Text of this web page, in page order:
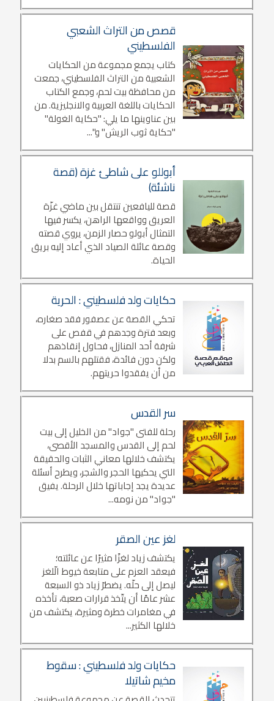
قصص من التراث الشعبي
الفلسطيني
كتاب يجمع مجموعة من الحكايات
الشعبية من التراث الفلسطيني، جمعت
من محافظة بيت لحم، وجمع الكتاب
الحكايات باللغة العربية والانجليزية. من
بين عناوينها ما يلي: "حكاية الغولة"
"حكاية ثوب الريش" و"...
أبوللو على شاطئ غزة (قصة
ناشئة)
قصة لليافعين تنتقل بين ماضي غزّة
العريق وواقعها الراهن، يكسر فيها
التمثال أبولو حصار الزمن، يروي قصته
وقصة عائلة الصياد الذي أعاد إليه بريق
الحياة.
حكايات ولد فلسطيني : الحرية
تحكي القصة عن عصفور فقد صغاره،
وبعد فترة وجدهم في قفص على
شرفة أحد المنازل، فحاول إنقاذهم
ولكن دون فائدة، فقتلهم بالسم بدلا
من أن يفقدوا حريتهم.
سر القدس
رحلة للفتى "جواد" من الخليل إلى بيت
لحم إلى القدس والمسجد الأقصى،
يكتشف خلالها معاني الثبات والحقيقة
التي يحكيها الحجر والشجر، ويطرح أسئلة
عديدة يجد إجاباتها خلال الرحلة. يفيق
"جواد" من نومه...
لغز عين الصقر
يكتشف زياد لغزًا مثيرًا عن عائلته؛
فيعقد العزم على متابعة خيوط الّلغز
ليصل إلى حلّه. يضطرّ زياد ذو السبعة
عشر عامًا أن يتّخذ قرارات صعبة، تأخذه
في مغامرات خطرة ومثيرة، يكتشف من
خلالها الكثير...
حكايات ولد فلسطيني : سقوط
مخيم شاتيلا